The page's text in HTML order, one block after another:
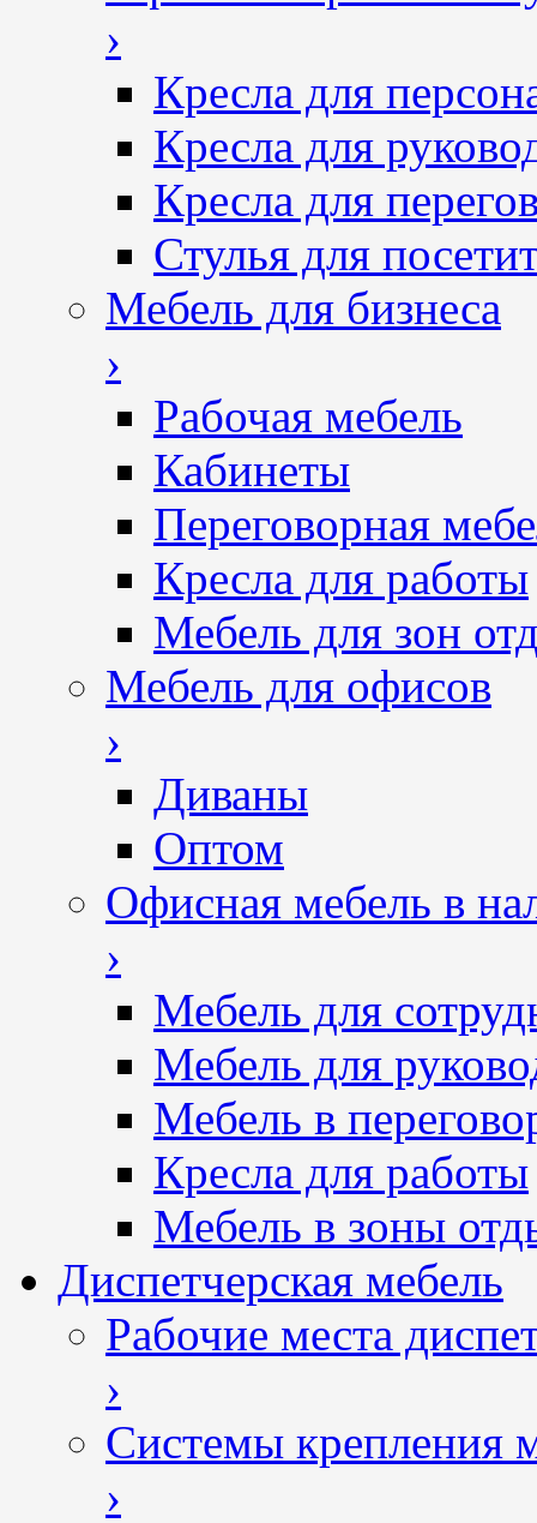
›
Кресла для
Кресла для
Кресла для
Стулья для
Мебель для бизнеса
›
Рабочая мебель
Кабинеты
Переговорная
Кресла для работы
Мебель для зон
Мебель для офисов
›
Диваны
Оптом
Офисная мебель в
›
Мебель для
Мебель для
Мебель в
Кресла для работы
Мебель в зоны
Диспетчерская мебель
Рабочие места
›
Системы крепления
›